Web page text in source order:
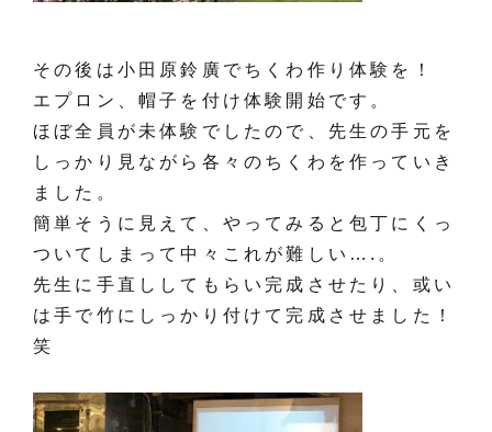
その後は小田原鈴廣でちくわ作り体験を！
エプロン、帽子を付け体験開始です。
ほぼ全員が未体験でしたので、先生の手元を
しっかり見ながら各々のちくわを作っていき
ました。
簡単そうに見えて、やってみると包丁にくっ
ついてしまって中々これが難しい….。
先生に手直ししてもらい完成させたり、或い
は手で竹にしっかり付けて完成させました！
笑